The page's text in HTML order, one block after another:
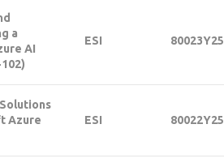
a
AI
ESI 80023Υ25
Azure
ESI 80022Υ25